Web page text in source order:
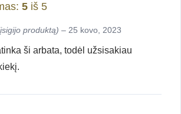
5 iš 5
produktą) – 25 kovo, 2023
ši arbata, todėl užsisakiau